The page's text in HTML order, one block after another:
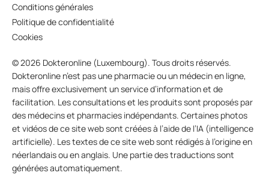
Conditions générales
Politique de confidentialité
Cookies
© 2026 Dokteronline (Luxembourg). Tous droits réservés.
Dokteronline n’est pas une pharmacie ou un médecin en ligne,
mais offre exclusivement un service d’information et de
facilitation. Les consultations et les produits sont proposés par
des médecins et pharmacies indépendants. Certaines photos
et vidéos de ce site web sont créées à l’aide de l’IA (intelligence
artificielle). Les textes de ce site web sont rédigés à l’origine en
néerlandais ou en anglais. Une partie des traductions sont
générées automatiquement.